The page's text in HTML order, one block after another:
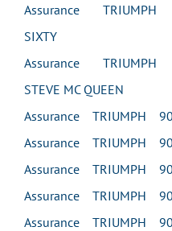
Assurance
SIXTY
Assurance
STEVE MC QUEEN
Assurance TRIUMPH
Assurance TRIUMPH
Assurance TRIUMPH
Assurance TRIUMPH
Assurance TRIUMPH